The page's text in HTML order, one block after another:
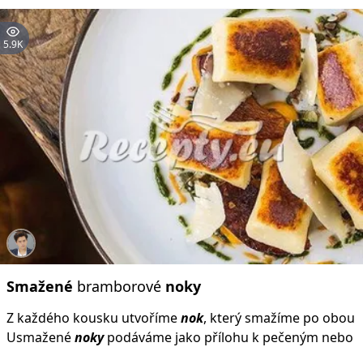
5.9K
Smažené bramborové noky
Z každého kousku utvořímenok, který smažíme po obou
Usmaženénokypodáváme jako přílohu k pečeným nebo